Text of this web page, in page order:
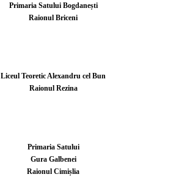
Primaria Satului Bogdanești
Raionul Briceni
Liceul Teoretic Alexandru cel Bun
Raionul Rezina
Primaria Satului
Gura Galbenei
Raionul Cimișlia